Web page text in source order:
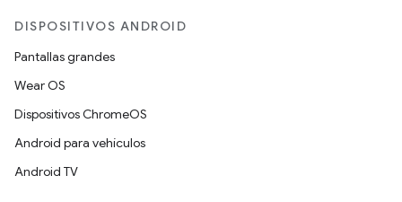
DISPOSITIVOS ANDROID
Pantallas grandes
Wear OS
Dispositivos ChromeOS
Android para vehículos
Android TV